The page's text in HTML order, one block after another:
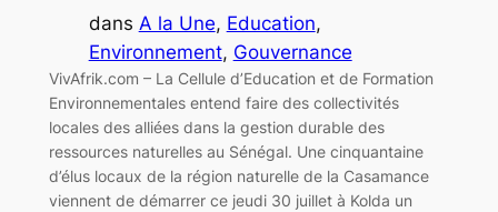
dans A la Une, Education
Environnement, Gouvernance
VivAfrik.com – La Cellule d’Education et de Formation
Environnementales entend faire des collectivités
locales des alliées dans la gestion durable des
ressources naturelles au Sénégal. Une cinquantaine
d’élus locaux de la région naturelle de la Casamance
viennent de démarrer ce jeudi 30 juillet à Kolda un